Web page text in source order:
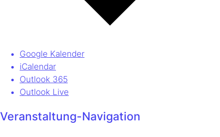
Google Kalender
iCalendar
Outlook 365
Outlook Live
Veranstaltung-Navigation